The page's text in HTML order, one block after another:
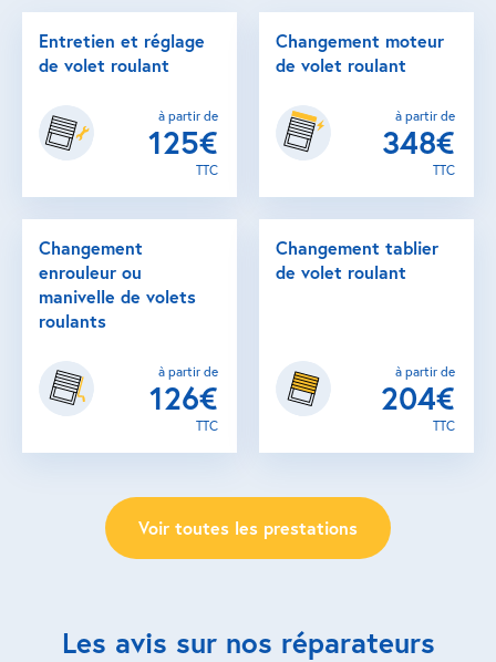
Entretien et réglage
de volet roulant
à partir de
125€
TTC
Changement moteur
de volet roulant
à partir de
348€
TTC
Changement
enrouleur ou
manivelle de volets
roulants
à partir de
126€
TTC
Changement tablier
de volet roulant
à partir de
204€
TTC
Voir toutes les prestations
Les avis sur nos réparateurs